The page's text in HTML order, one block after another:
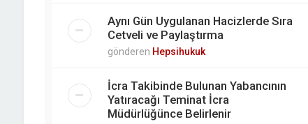
Aynı Gün Uygulanan Hacizlerde Sıra
Cetveli ve Paylaştırma
gönderen Hepsihukuk
İcra Takibinde Bulunan Yabancının
Yatıracağı Teminat İcra
Müdürlüğünce Belirlenir